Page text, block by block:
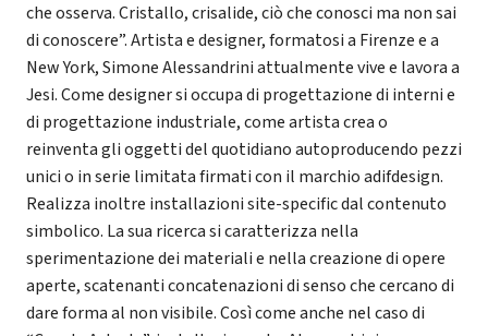
che osserva. Cristallo, crisalide, ciò che conosci ma non sai
di conoscere”. Artista e designer, formatosi a Firenze e a
New York, Simone Alessandrini attualmente vive e lavora a
Jesi. Come designer si occupa di progettazione di interni e
di progettazione industriale, come artista crea o
reinventa gli oggetti del quotidiano autoproducendo pezzi
unici o in serie limitata firmati con il marchio adifdesign.
Realizza inoltre installazioni site-specific dal contenuto
simbolico. La sua ricerca si caratterizza nella
sperimentazione dei materiali e nella creazione di opere
aperte, scatenanti concatenazioni di senso che cercano di
dare forma al non visibile. Così come anche nel caso di